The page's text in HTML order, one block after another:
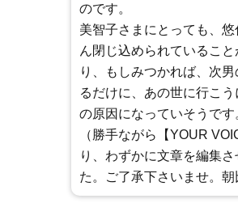
のです。
美智子さまにとっても、
ん閉じ込められているこ
り、もしみつかれば、次
るだけに、あの世に行こ
の原因になっていそうです
（勝手ながら【YOUR
り、わずかに文章を編集
た。ご了承下さいませ。朝